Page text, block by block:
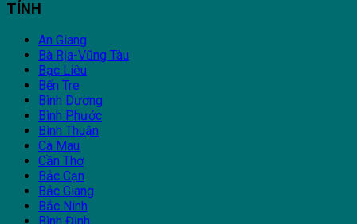
TỈNH
An Giang
Bà Rịa-Vũng Tàu
Bạc Liêu
Bến Tre
Bình Dương
Bình Phước
Bình Thuận
Cà Mau
Cần Thơ
Bắc Cạn
Bắc Giang
Bắc Ninh